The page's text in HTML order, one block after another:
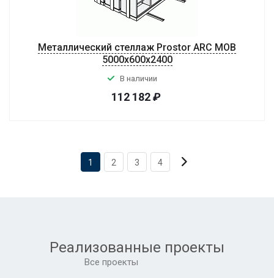
Металлический стеллаж Prostor ARC MOB
5000x600x2400
В наличии
112 182₽
1 2 3 4
Реализованные проекты
Все проекты